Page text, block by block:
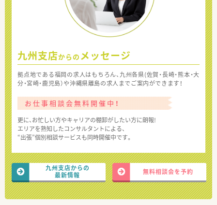
九州支店からの メッセージ
拠点地である福岡の求人はもちろん、九州各県(佐賀・長崎・熊本・大
分・宮崎・鹿児島）や沖縄県離島の求人までご案内ができます！
お仕事相談会無料開催中！
更に、お忙しい方やキャリアの棚卸がしたい方に朗報!
エリアを熟知したコンサルタントによる、
“出張”個別相談サービスも同時開催中です。
九州支店からの
最新情報
無料相談会を予約